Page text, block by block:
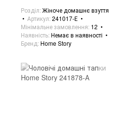
Розділ Жіноче домашнє взуття
Артикул 241017-Е
Мінімальне замовлення 12
Наявність Немає в наявності
Бренд Home Story